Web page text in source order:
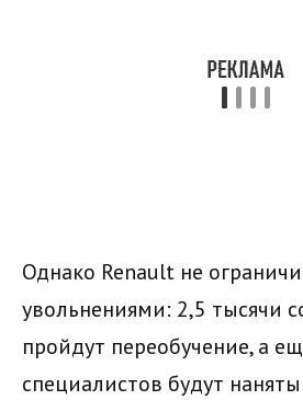
Однако Renault не
увольнениями: 2,5 тысячи
пройдут переобучение, а
специалистов будут